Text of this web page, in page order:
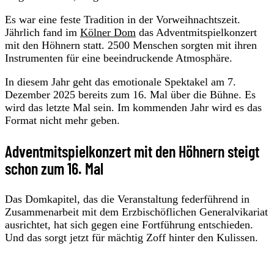
Es war eine feste Tradition in der Vorweihnachtszeit.
Jährlich fand im Kölner Dom das Adventmitspielkonzert
mit den Höhnern statt. 2500 Menschen sorgten mit ihren
Instrumenten für eine beeindruckende Atmosphäre.
In diesem Jahr geht das emotionale Spektakel am 7.
Dezember 2025 bereits zum 16. Mal über die Bühne. Es
wird das letzte Mal sein. Im kommenden Jahr wird es das
Format nicht mehr geben.
Adventmitspielkonzert mit den Höhnern steigt
schon zum 16. Mal
Das Domkapitel, das die Veranstaltung federführend in
Zusammenarbeit mit dem Erzbischöflichen Generalvikariat
ausrichtet, hat sich gegen eine Fortführung entschieden.
Und das sorgt jetzt für mächtig Zoff hinter den Kulissen.